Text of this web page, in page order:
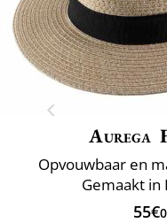
Aurega
Opvouwbaar en
Gemaakt in
55€